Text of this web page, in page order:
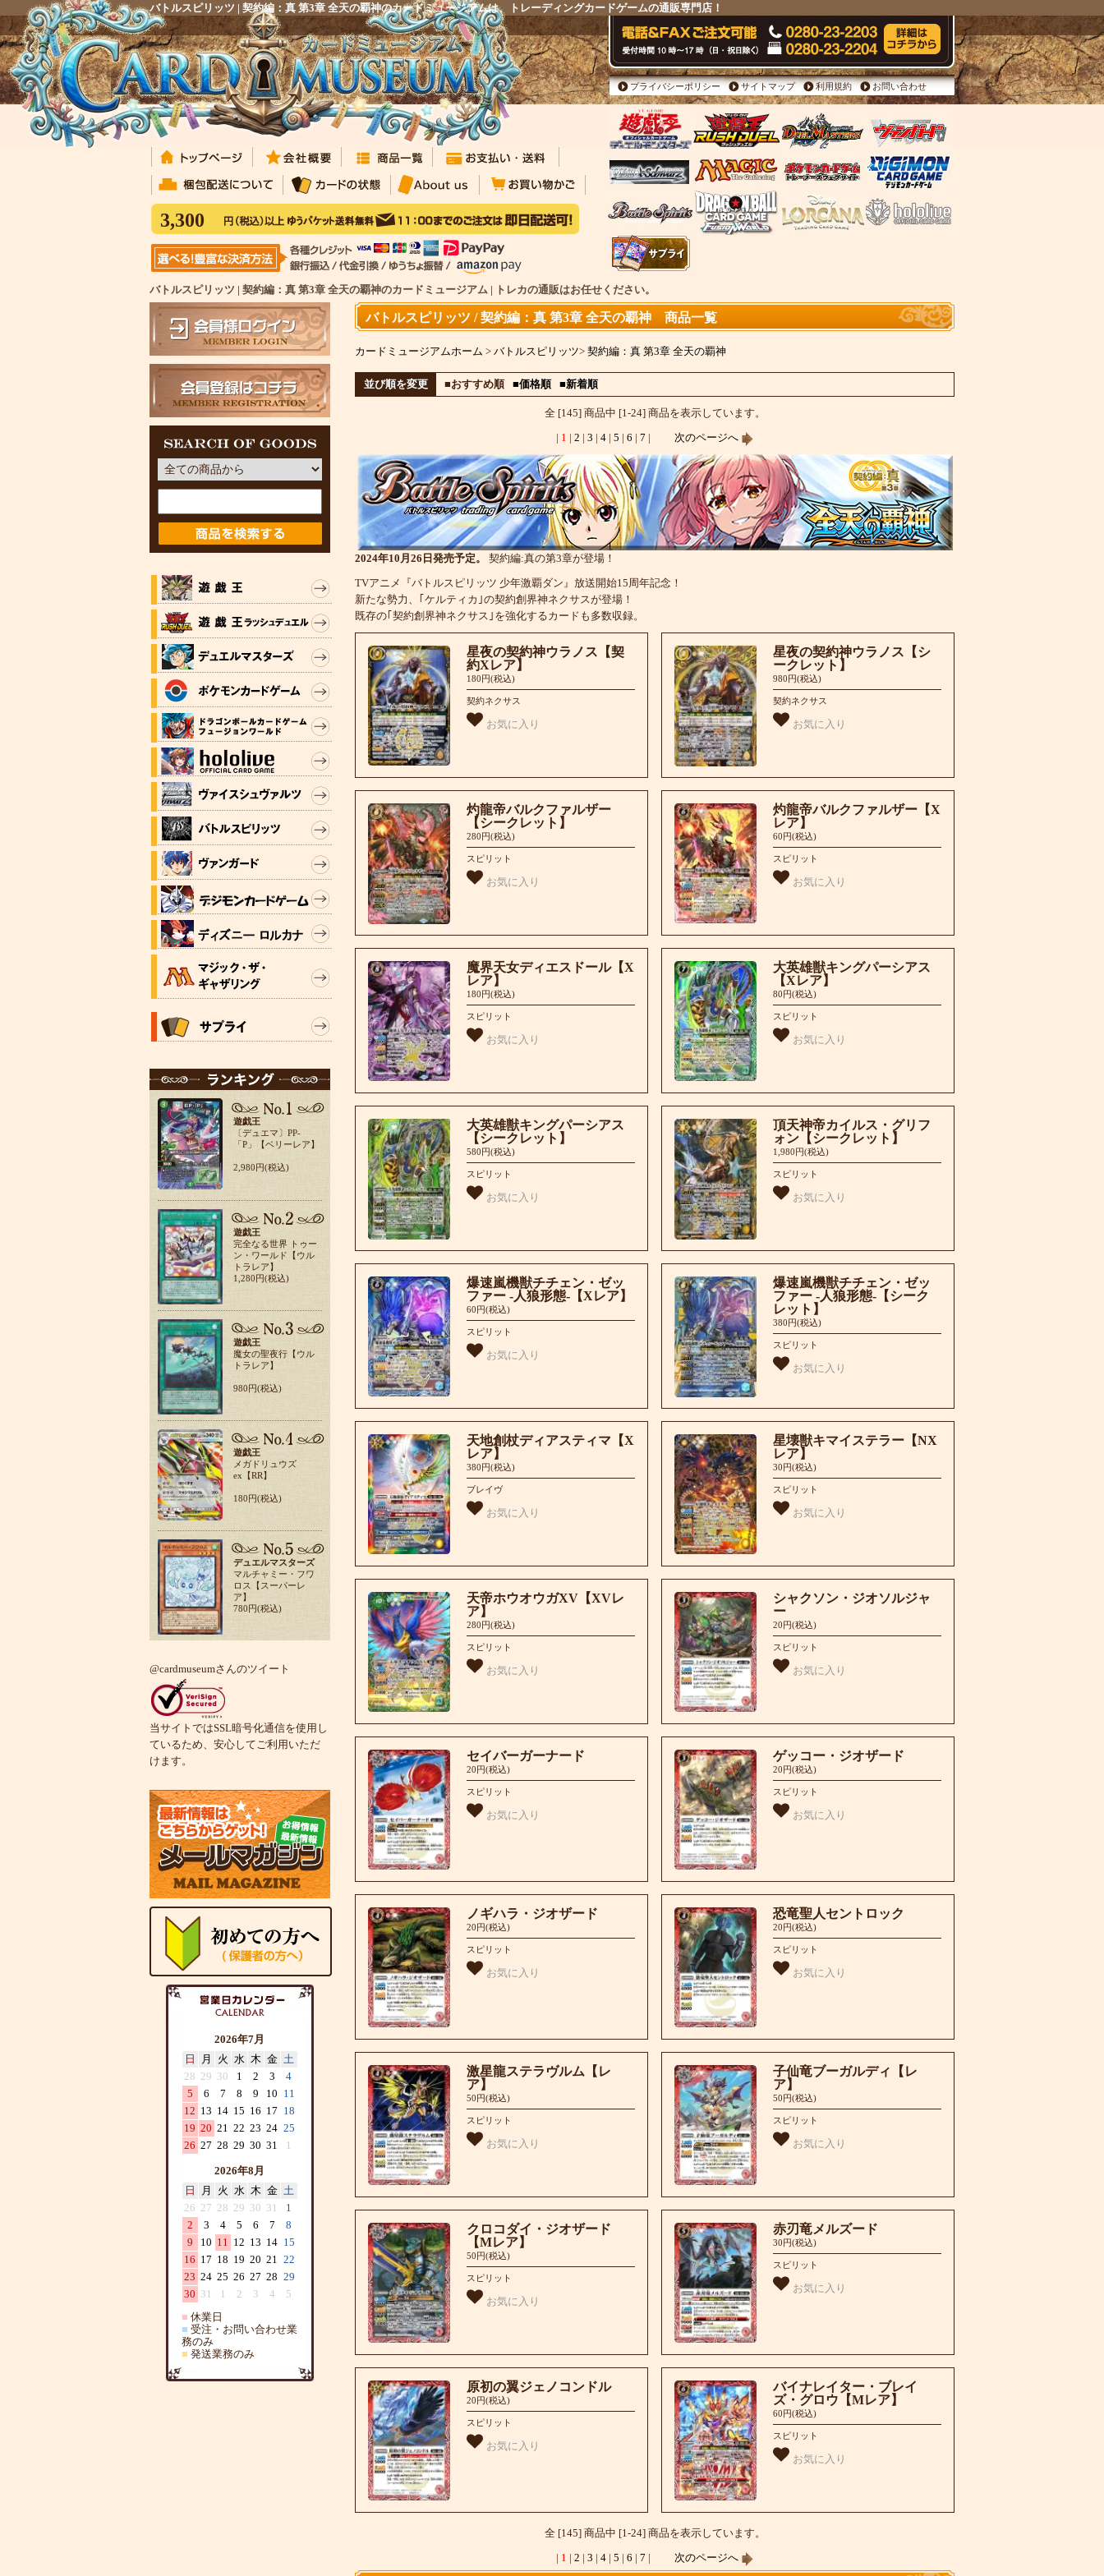
バトルスピリッツ | 契約編：真 第3章 全天の覇神のカードミュージアムは、トレーディングカードゲームの通販専門店！
3,300
プライバシーポリシー サイトマップ 利用規約 お問い合わせ
バトルスピリッツ | 契約編：真 第3章 全天の覇神のカードミュージアム | トレカの通販はお任せください。
遊戯王
〔デュエマ〕PP-
「P」【ベリーレア】
2,980円(税込)
遊戯王
完全なる世界 トゥー
ン・ワールド【ウル
トラレア】
1,280円(税込)
遊戯王
魔女の聖夜行【ウル
トラレア】
980円(税込)
遊戯王
メガドリュウズ
ex【RR】
180円(税込)
デュエルマスターズ
マルチャミー・フワ
ロス【スーパーレ
ア】
780円(税込)
@cardmuseumさんのツイート
当サイトではSSL暗号化通信を使用し
ているため、安心してご利用いただ
けます。
2026年7月
日
月 火 水 木 金 土
28 29 30 1 2 3
4
5
6 7 8 9 10 11
12 13 14 15 16 17 18
19 20 21 22 23 24 25
26 27 28 29 30 31 1
2026年8月
日
月 火 水 木 金 土
26 27 28 29 30 31
1
2
3 4 5 6 7
8
9
10 11 12 13 14 15
16 17 18 19 20 21 22
23 24 25 26 27 28 29
30 31 1 2 3 4
5
■ 休業日
■ 受注・お問い合わせ業
務のみ
■ 発送業務のみ
バトルスピリッツ / 契約編：真 第3章 全天の覇神 商品一覧
カードミュージアムホーム > バトルスピリッツ> 契約編：真 第3章 全天の覇神
並び順を変更 ■おすすめ順 ■価格順 ■新着順
全 [145] 商品中 [1-24] 商品を表示しています。
| 1 | 2 | 3 | 4 | 5 | 6 | 7 | 次のページへ
2024年10月26日発売予定。
契約編:真の第3章が登場！
TVアニメ『バトルスピリッツ 少年激覇ダン』放送開始15周年記念！
新たな勢力、｢ケルティカ｣の契約創界神ネクサスが登場！
既存の｢契約創界神ネクサス｣を強化するカードも多数収録。
星夜の契約神ウラノス【契
約Xレア】
180円(税込)
契約ネクサス
お気に入り
星夜の契約神ウラノス【シ
ークレット】
980円(税込)
契約ネクサス
お気に入り
灼龍帝バルクファルザー
【シークレット】
280円(税込)
スピリット
お気に入り
灼龍帝バルクファルザー【X
レア】
60円(税込)
スピリット
お気に入り
魔界天女ディエスドール【X
レア】
180円(税込)
スピリット
お気に入り
大英雄獣キングパーシアス
【Xレア】
80円(税込)
スピリット
お気に入り
大英雄獣キングパーシアス
【シークレット】
580円(税込)
スピリット
お気に入り
頂天神帝カイルス・グリフ
ォン【シークレット】
1,980円(税込)
スピリット
お気に入り
爆速嵐機獣チチェン・ゼッ
ファー -人狼形態-【Xレア】
60円(税込)
スピリット
お気に入り
爆速嵐機獣チチェン・ゼッ
ファー -人狼形態-【シーク
レット】
380円(税込)
スピリット
お気に入り
天地創杖ディアスティマ【X
レア】
380円(税込)
ブレイヴ
お気に入り
星壊獣キマイステラー【NX
レア】
30円(税込)
スピリット
お気に入り
天帝ホウオウガXV【XVレ
ア】
280円(税込)
スピリット
お気に入り
シャクソン・ジオソルジャ
ー
20円(税込)
スピリット
お気に入り
セイバーガーナード
20円(税込)
スピリット
お気に入り
ゲッコー・ジオザード
20円(税込)
スピリット
お気に入り
ノギハラ・ジオザード
20円(税込)
スピリット
お気に入り
恐竜聖人セントロック
20円(税込)
スピリット
お気に入り
激星龍ステラヴルム【レ
ア】
50円(税込)
スピリット
お気に入り
子仙竜ブーガルディ【レ
ア】
50円(税込)
スピリット
お気に入り
クロコダイ・ジオザード
【Mレア】
50円(税込)
スピリット
お気に入り
赤刃竜メルズード
30円(税込)
スピリット
お気に入り
原初の翼ジェノコンドル
20円(税込)
スピリット
お気に入り
バイナレイター・ブレイ
ズ・グロウ【Mレア】
60円(税込)
スピリット
お気に入り
全 [145] 商品中 [1-24] 商品を表示しています。
| 1 | 2 | 3 | 4 | 5 | 6 | 7 | 次のページへ